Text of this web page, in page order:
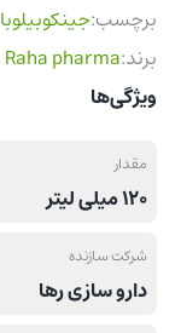
برچسب:جینکوبیلوبا
برند:Raha pharma
ویژگی‌ها
مقدار
120 میلی لیتر
شرکت سازنده
دارو سازی رها